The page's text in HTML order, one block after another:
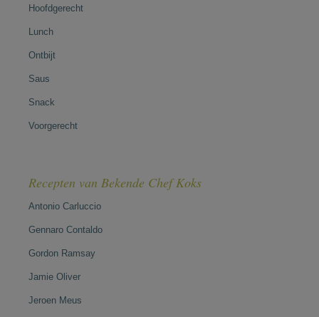
Hoofdgerecht
Lunch
Ontbijt
Saus
Snack
Voorgerecht
Recepten van Bekende Chef Koks
Antonio Carluccio
Gennaro Contaldo
Gordon Ramsay
Jamie Oliver
Jeroen Meus